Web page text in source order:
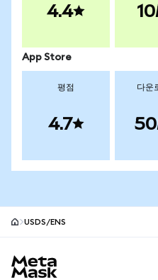
4.4
App Store
평점
4.7
다운
USDS/ENS